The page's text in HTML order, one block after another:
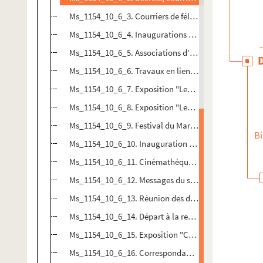
Ms_1154_10_6_3. Courriers de félicitations reçus
Ms_1154_10_6_4. Inaugurations et visites
Ms_1154_10_6_5. Associations d'archivistes
Ms_1154_10_6_6. Travaux en lien avec le C.N.R.S.
Ms_1154_10_6_7. Exposition "Les Huguenots aux
Ms_1154_10_6_8. Exposition "Les grandes heures de
Ms_1154_10_6_9. Festival du Marais
Ms_1154_10_6_10. Inauguration des nouveaux
Ms_1154_10_6_11. Cinémathèque française
Ms_1154_10_6_12. Messages du secrétariat
Ms_1154_10_6_13. Réunion des directeurs
Ms_1154_10_6_14. Départ à la retraite
Ms_1154_10_6_15. Exposition "Coligny :
Ms_1154_10_6_16. Correspondance